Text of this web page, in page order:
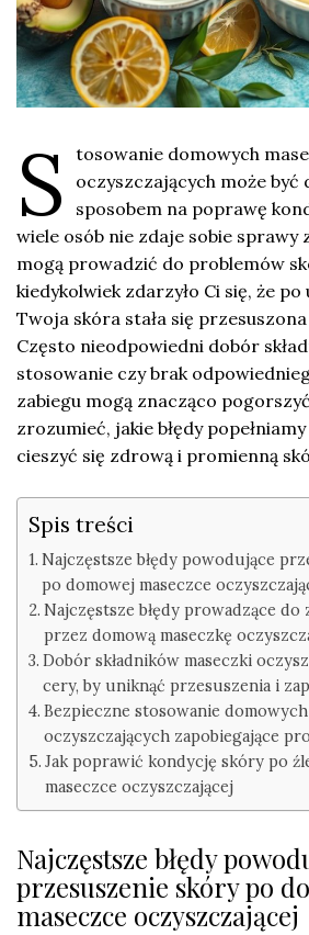
S
tosowanie domowych
oczyszczających może być
sposobem na poprawę
wiele osób nie zdaje sobie sprawy
mogą prowadzić do problemów
kiedykolwiek zdarzyło Ci się, że po
Twoja skóra stała się
Często nieodpowiedni dobór
stosowanie czy brak
zabiegu mogą znacząco
zrozumieć, jakie błędy
cieszyć się zdrową i promienną
Spis treści
Najczęstsze błędy powodujące
po domowej maseczce
Najczęstsze błędy prowadzące
przez domową maseczkę
Dobór składników maseczki
cery, by uniknąć przesuszenia i
Bezpieczne stosowanie
oczyszczających zapobiegające
Jak poprawić kondycję skóry po
maseczce oczyszczającej
Najczęstsze błędy
przesuszenie skóry po
maseczce oczyszczającej